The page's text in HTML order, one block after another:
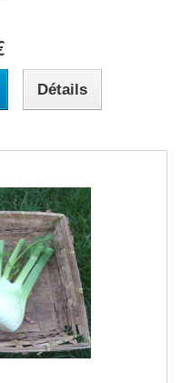
Détails